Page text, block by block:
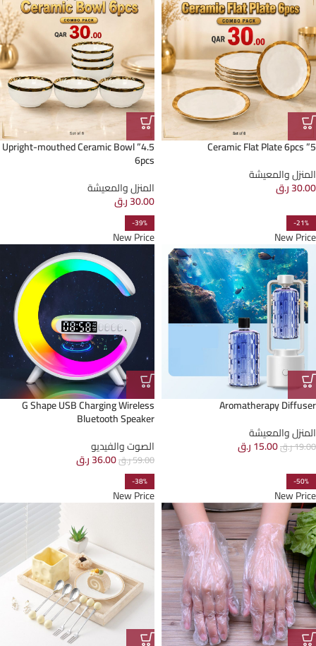
5” Ceramic Flat Plate 6pcs
المنزل والمعيشة
30.00ر.ق
4.5” Upright-mouthed Ceramic Bowl
6pcs
المنزل والمعيشة
30.00ر.ق
-21%
New Price
Aromatherapy Diffuser
المنزل والمعيشة
19.00ر.ق15.00ر.ق
-39%
New Price
G Shape USB Charging Wireless
Bluetooth Speaker
الصوت والفيديو
59.00ر.ق36.00ر.ق
-50%
New Price
-38%
New Price